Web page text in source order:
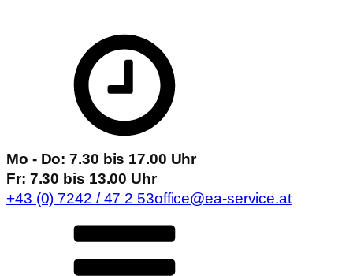
Mo - Do: 7.30 bis 17.00 Uhr
Fr: 7.30 bis 13.00 Uhr
+43 (0) 7242 / 47 2 53office@ea-service.at